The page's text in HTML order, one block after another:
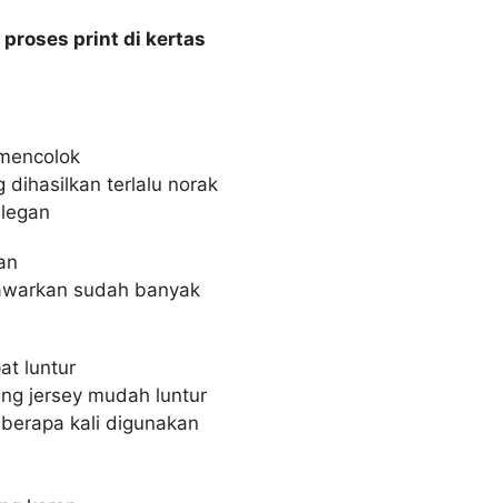
proses print di kertas
dihasilkan terlalu norak
sudah banyak
luntur
jersey mudah luntur
kali digunakan